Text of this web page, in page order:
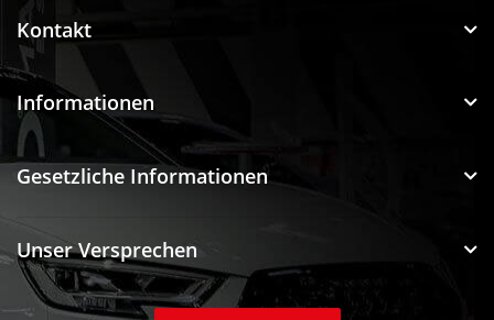
Kontakt
Informationen
Gesetzliche Informationen
Unser Versprechen